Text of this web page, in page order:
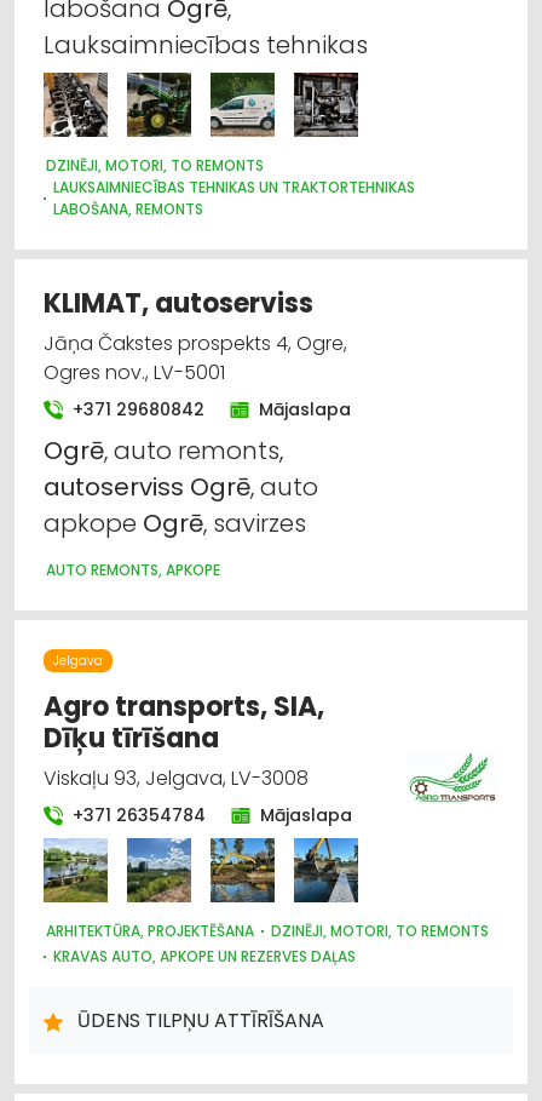
labošana Ogrē,
Lauksaimniecības tehnikas
DZINĒJI, MOTORI, TO REMONTS
LAUKSAIMNIECĪBAS TEHNIKAS UN TRAKTORTEHNIKAS
LABOŠANA, REMONTS
CELTNIECĪBAS TEHNIKA UN IEKĀRTAS; NOMA
TIRDZNIECĪBA
IEKRAUŠANAS UN IZKRAUŠANAS TEHNIKA
LAUKSAIMNIECĪBAS TEHNIKAS UN TRAKTORTEHNIKAS NOMA
LAUKSAIMNIECĪBAS TEHNIKAS UN TRAKTORTEHNIKAS REZERVES
DAĻAS
MEŽKOPĪBAS UN MEŽIZSTRĀDES TEHNIKA
MOTORU EĻĻAS, SMĒRVIELAS
AUTO ĶĪMIJA, AUTO KRĀSAS
LABIEKĀRTOŠANA, APZAĻUMOŠANA
DĀRZA TEHNIKA UN INVENTĀRS
SŪKŅI, PUMPJI, VĀRSTI, VENTIĻI
AUTO REMONTS, APKOPE
KLIMAT, autoserviss
Jāņa Čakstes prospekts 4, Ogre,
Ogres nov., LV-5001
+371 29680842 Mājaslapa
Ogrē, auto remonts,
autoserviss Ogrē, auto
apkope Ogrē, savirzes
AUTO REMONTS, APKOPE
Jelgava
Agro transports, SIA,
Dīķu tīrīšana
Viskaļu 93, Jelgava, LV-3008
+371 26354784 Mājaslapa
ARHITEKTŪRA, PROJEKTĒŠANA
DZINĒJI, MOTORI, TO REMONTS
KRAVAS AUTO, APKOPE UN REZERVES DAĻAS
LABIEKĀRTOŠANA, APZAĻUMOŠANA
HIDRAULISKĀS UN PNEIMATISKĀS IERĪCES
AUTO REZERVES DAĻU TIRDZNIECĪBA
AUTO RIEPU SERVISS
ŪDENS TILPŅU ATTĪRĪŠANA